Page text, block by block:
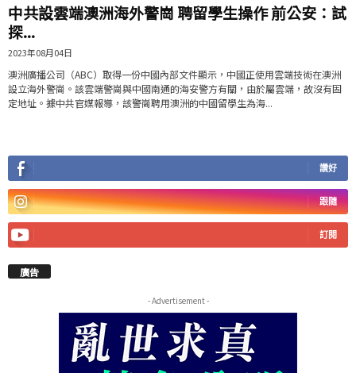
中共設雲端澳洲海外警崗 聘留學生操作 前公安：試
探...
2023年08月04日
澳洲廣播公司（ABC）取得一份中國內部文件顯示，中國正使用雲端技術在澳洲
設立海外警崗。該雲端警崗與中國南通的海安警方有關，由於屬雲端，故沒有固
定地址。據中共官媒報導，該警崗聘用澳洲的中國留學生為海...
讚好
跟隨
訂閱
廣告
- Advertisement -